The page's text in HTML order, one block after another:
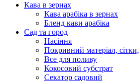
Кава в зернах
Кава арабіка в зернах
Бленд кави арабіка
Сад та город
Насіння
Покривний матеріал,
Все для поливу
Кокосовий субстрат
Секатор садовий